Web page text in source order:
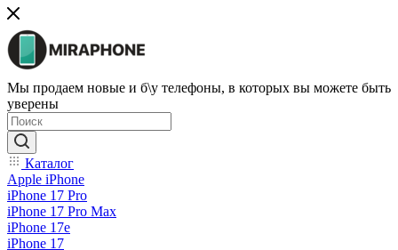
Мы продаем новые и б\у телефоны, в которых вы можете быть
уверены
Каталог
Apple iPhone
iPhone 17 Pro
iPhone 17 Pro Max
iPhone 17e
iPhone 17